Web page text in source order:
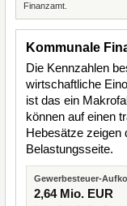
Finanzamt.
Kommunale
Die Kennzahlen
wirtschaftliche
ist das ein
können auf einen
Hebesätze zeigen
Belastungsseite.
Gewerbesteuer-
2,64 Mio. EUR